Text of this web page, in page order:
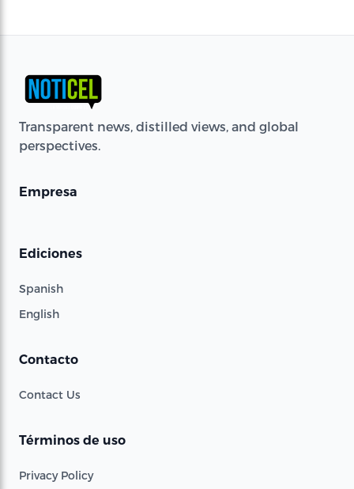
Transparent news, distilled views, and global
perspectives.
Empresa
Ediciones
Spanish
English
Contacto
Contact Us
Términos de uso
Privacy Policy